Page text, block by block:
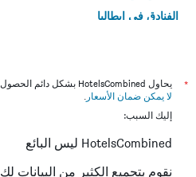
الفنادق في إيطاليا
*
يحاول HotelsCombined بشكل دائم الحصول على الأسعار الدقيقة، ولكن
لا يمكن ضمان الأسعار .
إليك السبب:
HotelsCombined ليس البائع
نقوم بتجميع الكثير من البيانات لك